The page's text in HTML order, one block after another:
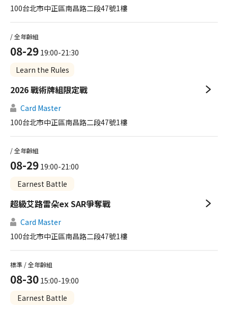
100台北市中正區南昌路二段47號1樓
08-29 19:00-21:30
Learn the Rules
/ 全年齡組
2026 戰術牌組限定戰
Card Master
100台北市中正區南昌路二段47號1樓
08-29 19:00-21:00
Earnest Battle
/ 全年齡組
超級艾路雷朵ex SAR爭奪戰
Card Master
100台北市中正區南昌路二段47號1樓
08-30 15:00-19:00
Earnest Battle
標準 / 全年齡組